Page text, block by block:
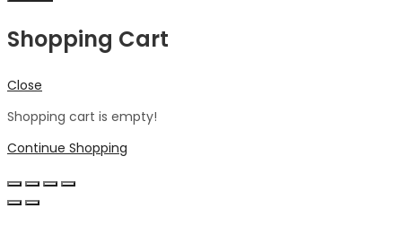
Shopping Cart
Close
Shopping cart is empty!
Continue Shopping